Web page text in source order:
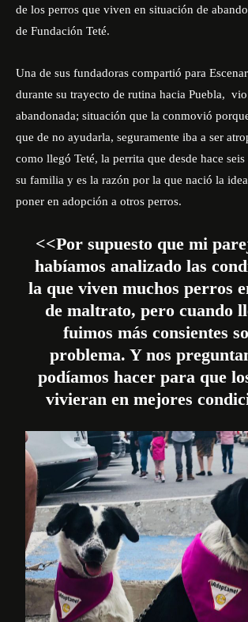
de los perros que viven en situación de
de Fundación Teté.
Una de sus fundadoras compartió para
durante su trayecto de rutina hacia Puebla,
abandonada; situación que la conmovió
que de no ayudarla, seguramente iba a ser
como llegó Teté, la perrita que desde hace seis
su familia y es la razón por la que nació la
poner en adopción a otros perros.
<<Por supuesto que mi
habíamos analizado las
la que viven muchos perros
de maltrato, pero cuando
fuimos más consientes
problema. Y nos
podíamos hacer para que
vivieran en mejores